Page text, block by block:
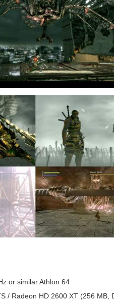
or similar Athlon 64
/ Radeon HD 2600 XT (256 MB,